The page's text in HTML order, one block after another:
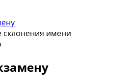
склонения имени